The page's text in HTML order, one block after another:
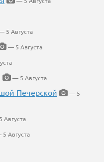
5 Августа
— 5 Августа
— 5 Августа
Печерской
— 5
Августа
Августа